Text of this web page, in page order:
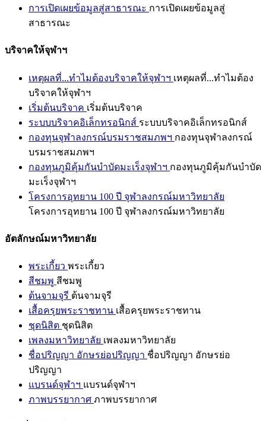
การเปิดเผยข้อมูลสู่สาธารณะ การเปิดเผยข้อมูลสู่
สาธารณะ
บริจาคให้จุฬาฯ
เหตุผลที่...ทำไมต้องบริจาคให้จุฬาฯ เหตุผลที่...ทำไมต้อง
บริจาคให้จุฬาฯ
เริ่มต้นบริจาค เริ่มต้นบริจาค
ระบบบริจาคอิเล็กทรอนิกส์ ระบบบริจาคอิเล็กทรอนิกส์
กองทุนจุฬาลงกรณ์บรมราชสมภพฯ กองทุนจุฬาลงกรณ์
บรมราชสมภพฯ
กองทุนภูมิคุ้มกันบำบัดมะเร็งจุฬาฯ กองทุนภูมิคุ้มกันบำบัด
มะเร็งจุฬาฯ
โครงการอุทยาน 100 ปี จุฬาลงกรณ์มหาวิทยาลัย
โครงการอุทยาน 100 ปี จุฬาลงกรณ์มหาวิทยาลัย
อัตลักษณ์มหาวิทยาลัย
พระเกี้ยว พระเกี้ยว
สีชมพู สีชมพู
ต้นจามจุรี ต้นจามจุรี
เสื้อครุยพระราชทาน เสื้อครุยพระราชทาน
ชุดนิสิต ชุดนิสิต
เพลงมหาวิทยาลัย เพลงมหาวิทยาลัย
ชื่อปริญญา อักษรย่อปริญญา ชื่อปริญญา อักษรย่อ
ปริญญา
แบรนด์จุฬาฯ แบรนด์จุฬาฯ
ภาพบรรยากาศ ภาพบรรยากาศ